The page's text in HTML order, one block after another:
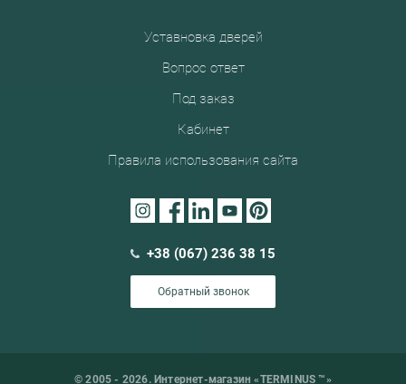
Уставновка дверей
Вопрос ответ
Под заказ
Кабинет
Правила использования сайта
+38 (067) 236 38 15
Обратный звонок
© 2005 - 2026. Интернет-магазин «TERMINUS ™»